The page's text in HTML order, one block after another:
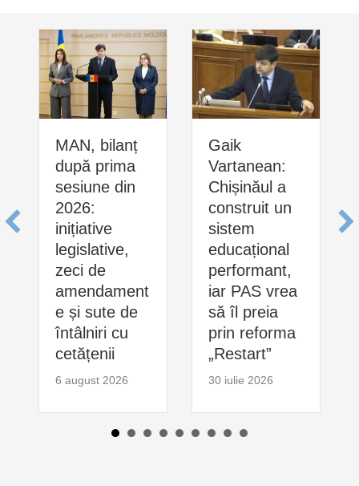
MAN, bilanț
după prima
sesiune din
2026:
inițiative
legislative,
zeci de
amendament
e și sute de
întâlniri cu
cetățenii
6 august 2026
Gaik
Vartanean:
Chișinăul a
construit un
sistem
educațional
performant,
iar PAS vrea
să îl preia
prin reforma
„Restart”
30 iulie 2026